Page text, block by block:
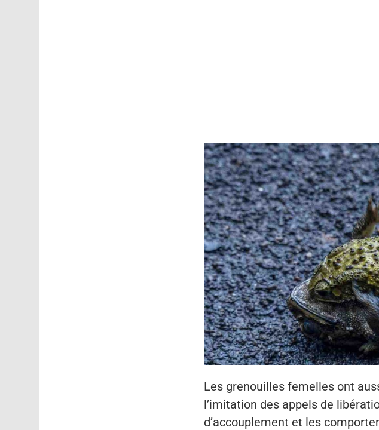
Les grenouilles femelles ont
l’imitation des appels de
d’accouplement et les